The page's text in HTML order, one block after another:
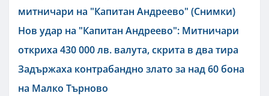
митничари на "Капитан Андреево" (Снимки)
Нов удар на "Капитан Андреево": Митничари
откриха 430 000 лв. валута, скрита в два тира
Задържаха контрабандно злато за над 60 бона
на Малко Търново